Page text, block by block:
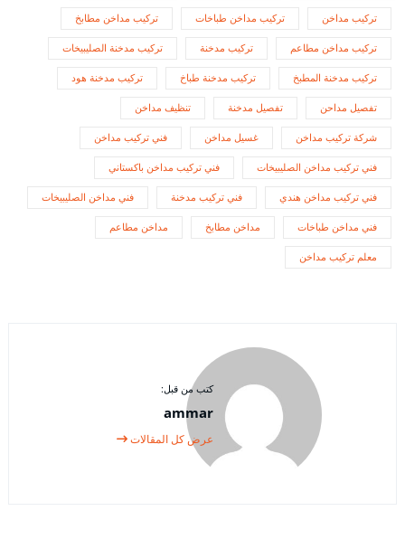
تركيب مداخن تركيب مداخن طباخات تركيب مداخن مطابخ
تركيب مداخن مطاعم تركيب مدخنة تركيب مدخنة الصليبيخات
تركيب مدخنة المطبخ تركيب مدخنة طباخ تركيب مدخنة هود
تفصيل مداحن تفصيل مدخنة تنظيف مداخن
شركة تركيب مداخن غسيل مداخن فني تركيب مداخن
فني تركيب مداخن الصليبيخات فني تركيب مداخن باكستاني
فني تركيب مداخن هندي فني تركيب مدخنة فني مداخن الصليبيخات
فني مداخن طباخات مداخن مطابخ مداخن مطاعم
معلم تركيب مداخن
كتب من قبل:
ammar
عرض كل المقالات